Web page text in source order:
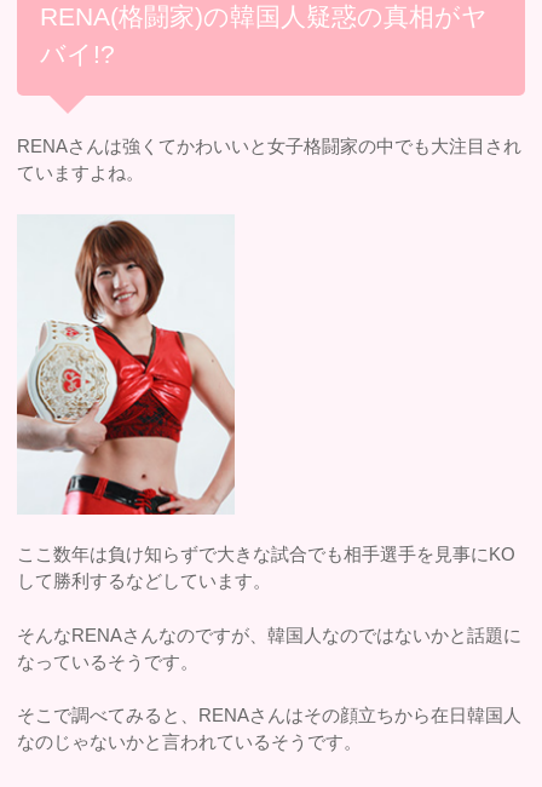
RENA(格闘家)の韓国人疑惑の真相がヤ
バイ!?
RENAさんは強くてかわいいと女子格闘家の中でも大注目され
ていますよね。
ここ数年は負け知らずで大きな試合でも相手選手を見事にKO
して勝利するなどしています。
そんなRENAさんなのですが、韓国人なのではないかと話題に
なっているそうです。
そこで調べてみると、RENAさんはその顔立ちから在日韓国人
なのじゃないかと言われているそうです。